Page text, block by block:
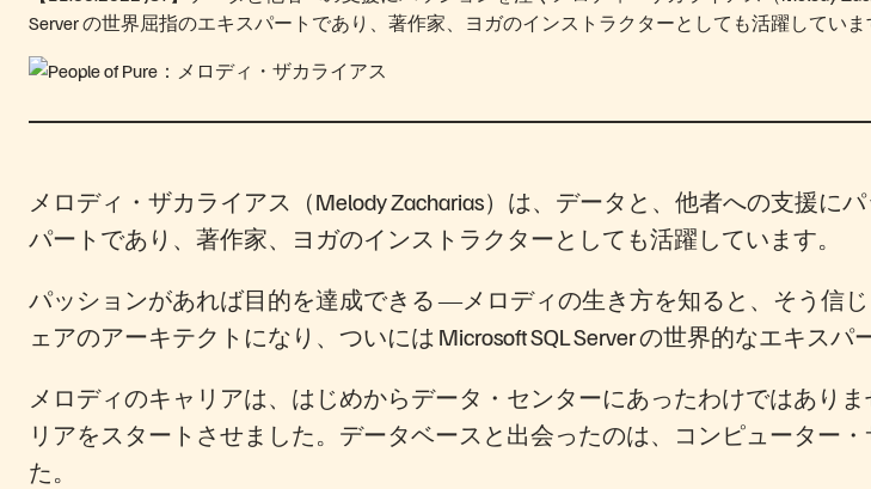
Server の世界屈指のエキスパートであり、著作家、ヨガのインストラクターとしても活躍していま
メロディ・ザカライアス（Melody Zacharias）は、データと、他者への支援に
パートであり、著作家、ヨガのインストラクターとしても活躍しています。
パッションがあれば目的を達成できる ―メロディの生き方を知ると、そう信
ェアのアーキテクトになり、ついには Microsoft SQL Server の世界的なエキスパ
メロディのキャリアは、はじめからデータ・センターにあったわけではあり
リアをスタートさせました。データベースと出会ったのは、コンピューター
た。